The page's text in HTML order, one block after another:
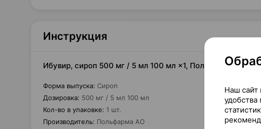
Инструкция
Ибувир, сироп 500 мг / 5 мл 100 мл ×1, Польфарма AO
Форма выпуска: Сироп
Дозировка: 500 мг / 5 мл 100 мл
Кол-во в упаковке: 1 шт.
Производитель: Польфарма AO
Наш сайт
удобства